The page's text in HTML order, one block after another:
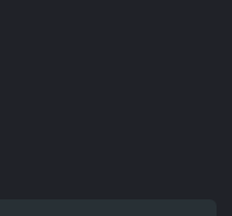
Instagram
sur Linkedin
fenêtre